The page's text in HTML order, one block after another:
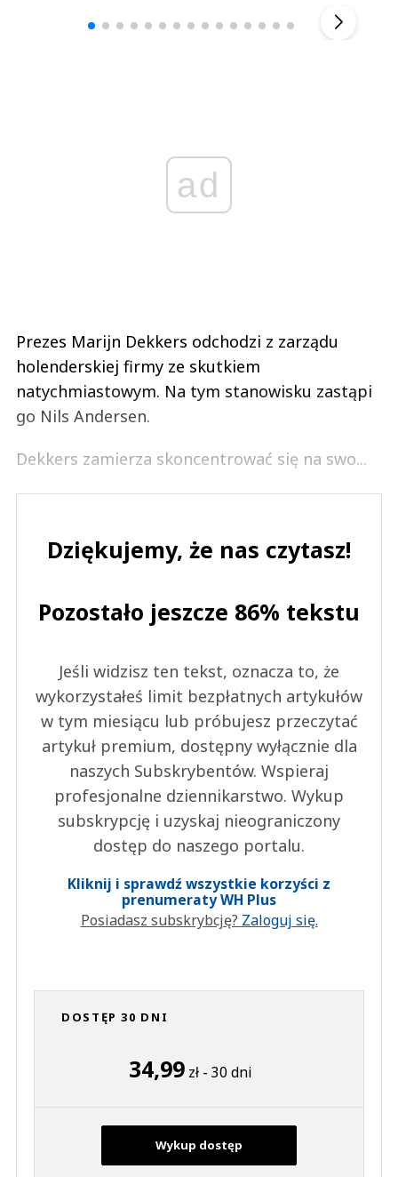
ad
Prezes Marijn Dekkers odchodzi z zarządu
holenderskiej firmy ze skutkiem
natychmiastowym. Na tym stanowisku zastąpi
go Nils Andersen.
Dekkers zamierza skoncentrować się na swo...
Dziękujemy, że nas czytasz!
Pozostało jeszcze 86% tekstu
Jeśli widzisz ten tekst, oznacza to, że
wykorzystałeś limit bezpłatnych artykułów
w tym miesiącu lub próbujesz przeczytać
artykuł premium, dostępny wyłącznie dla
naszych Subskrybentów. Wspieraj
profesjonalne dziennikarstwo. Wykup
subskrypcję i uzyskaj nieograniczony
dostęp do naszego portalu.
Kliknij i sprawdź wszystkie korzyści z
prenumeraty WH Plus
Posiadasz subskrybcję? Zaloguj się.
DOSTĘP 30 DNI
34,99 zł - 30 dni
Wykup dostęp